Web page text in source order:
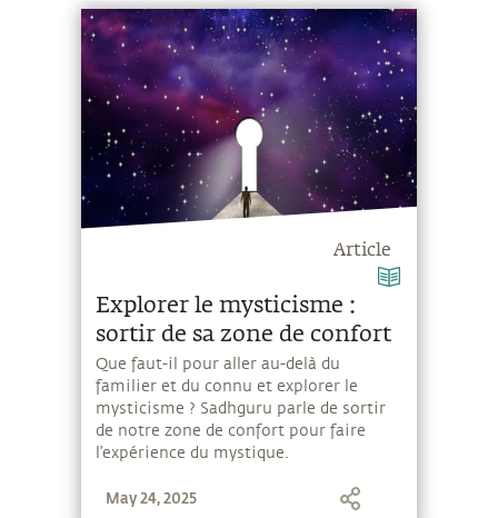
Article
Explorer le mysticisme :
sortir de sa zone de confort
Que faut-il pour aller au-delà du
familier et du connu et explorer le
mysticisme ? Sadhguru parle de sortir
de notre zone de confort pour faire
l’expérience du mystique.
May 24, 2025